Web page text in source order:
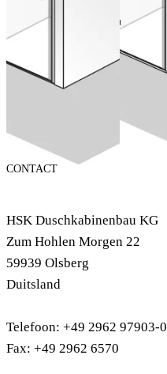
CONTACT
HSK Duschkabinenbau KG
Zum Hohlen Morgen 22
59939 Olsberg
Duitsland
Telefoon: +49 2962 97903-0
Fax: +49 2962 6570